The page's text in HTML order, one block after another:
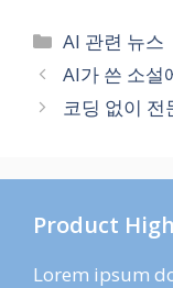
Categories
AI 관련 뉴스
AI가 쓴 소설
코딩 없이 전
Product
Lorem ipsum